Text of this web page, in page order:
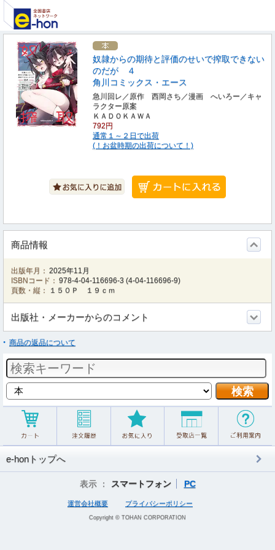
奴隷からの期待と評価のせいで搾取できない
のだが ４
角川コミックス・エース
急川回レ／原作 西岡さち／漫画 へいろー／キャ
ラクター原案
ＫＡＤＯＫＡＷＡ
792円
通常１～２日で出荷
(！お盆時期の出荷について！)
商品情報
出版年月： 2025年11月
ISBNコード： 978-4-04-116696-3 (4-04-116696-9)
頁数・縦：
１５０Ｐ １９ｃｍ
出版社・メーカーからのコメント
商品の返品について
e-honトップへ
表示 ： スマートフォン PC
運営会社概要 プライバシーポリシー
Copyright © TOHAN CORPORATION